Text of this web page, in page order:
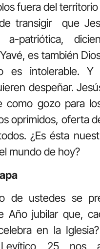
fuera del territorio
transigir que
a-patriótica,
es también
es intolerable.
despeñar.
como gozo para
oprimidos, oferta
¿Es ésta
mundo de hoy?
de ustedes se
Año jubilar que,
en la
25 nos